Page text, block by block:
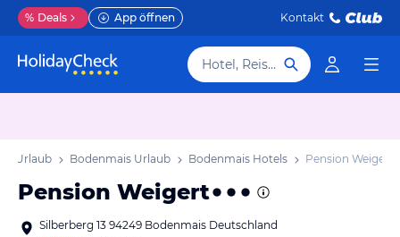
% Deals App öffnen Kontakt
Hotel, Reiseziel
Urlaub Bodenmais Urlaub Bodenmais Hotels Pension Weigert
Pension Weigert
Silberberg 13 94249 Bodenmais Deutschland